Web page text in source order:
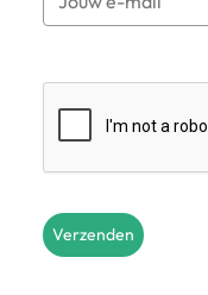
Verzenden